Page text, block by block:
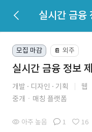
실시간 금융
모집 마감 📔 외주
실시간 금융 정보
개발 디자인 기획 웹
중개ㆍ매칭 플랫폼
아주 높음 1 16